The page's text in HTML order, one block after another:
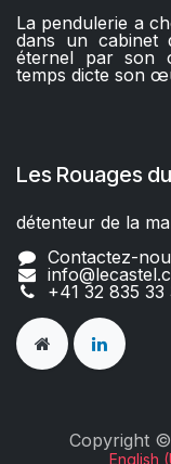
La pendulerie a
dans un cabinet
éternel par son
temps dicte son
Les Rouages
détenteur de la
Contactez-
+41 32 835 33
Copyright ©
English